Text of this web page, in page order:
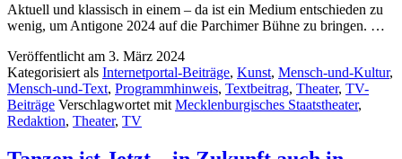
Aktuell und klassisch in einem – da ist ein Medium entschieden zu
wenig, um Antigone 2024 auf die Parchimer Bühne zu bringen. …
Veröffentlicht am 3. März 2024
Kategorisiert als Internetportal-Beiträge, Kunst, Mensch-und-Kultur,
Mensch-und-Text, Programmhinweis, Textbeitrag, Theater, TV-
Beiträge Verschlagwortet mit Mecklenburgisches Staatstheater,
Redaktion, Theater, TV